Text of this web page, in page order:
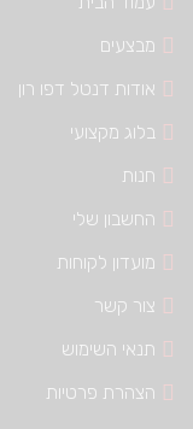
מבצעים
אודות דנטל דפו רון
בלוג מקצועי
חנות
החשבון שלי
מועדון לקוחות
צור קשר
תנאי השימוש
הצהרת פרטיות